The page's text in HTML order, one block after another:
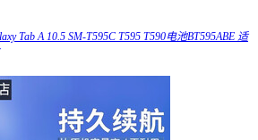
Tab A 10.5 SM-T595C T595 T590电池BT595ABE 适